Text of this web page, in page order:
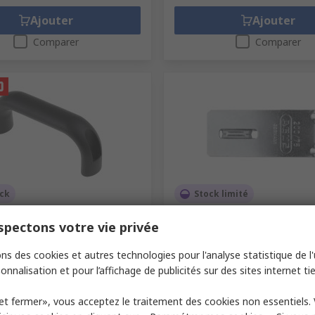
Ajouter
Comparer
Ajouter
Comparer
53 mm x 26mm, , entraxe
RS 237-439
paquet de 2 unités)
20,42 €/paquet
Stock limité
Code commande RS 218-4685
Référence fabricant200/95 B/
15,63 €HT
votre vie privée
des cookies et autres technologies pour l'analyse statistique de
et pour l’affichage de publicités sur des sites internet
fermer», vous acceptez le traitement des cookies non essentiels.